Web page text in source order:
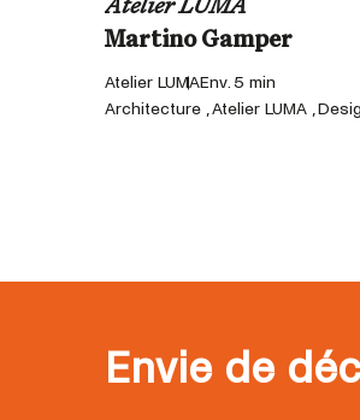
Atelier LUMA
Martino Gamper
Atelier LUMAEnv. 5 min
Architecture , Atelier LUMA ,
Envie de